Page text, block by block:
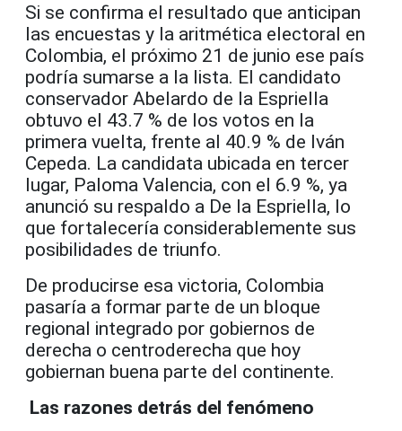
Si se confirma el resultado que anticipan
las encuestas y la aritmética electoral en
Colombia, el próximo 21 de junio ese país
podría sumarse a la lista. El candidato
conservador Abelardo de la Espriella
obtuvo el 43.7 % de los votos en la
primera vuelta, frente al 40.9 % de Iván
Cepeda. La candidata ubicada en tercer
lugar, Paloma Valencia, con el 6.9 %, ya
anunció su respaldo a De la Espriella, lo
que fortalecería considerablemente sus
posibilidades de triunfo.
De producirse esa victoria, Colombia
pasaría a formar parte de un bloque
regional integrado por gobiernos de
derecha o centroderecha que hoy
gobiernan buena parte del continente.
Las razones detrás del fenómeno